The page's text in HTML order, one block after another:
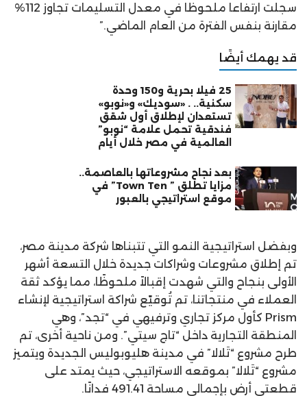
سجلت ارتفاعا ملحوظا في معدل التسليمات تجاوز 112%
مقارنة بنفس الفترة من العام الماضي.”
قد يهمك أيضًا
25 فيلا بحرية و150 وحدة
سكنية.. . «سوديك» و«نوبو»
تستعدان لإطلاق أول شقق
فندقية تحمل علامة “نوبو”
العالمية في مصر خلال أيام
بعد نجاح مشروعاتها بالعاصمة..
مزايا تطلق ” Town Ten” في
موقع استراتيجي بالعبور
وبفضل استراتيجية النمو التي تتبناها شركة مدينة مصر،
تم إطلاق مشروعات وشراكات جديدة خلال التسعة أشهر
الأولى بنجاح والتي شهدت إقبالاً ملحوظًا، مما يؤكد ثقة
العملاء في منتجاتنا، تم تُوقيّع شراكة استراتيجية لإنشاء
Prism كأول مركز تجاري وترفيهي في “تجد”، وهي
المنطقة التجارية داخل “تاج سيتي”. ومن ناحية أخرى، تم
طرح مشروع “تَلالا” في مدينة هليوبوليس الجديدة ويتميز
مشروع “تَلالا” بموقعه الاستراتيجي، حيث يمتد على
قطعتي أرض بإجمالي مساحة 491.41 فدانًا.